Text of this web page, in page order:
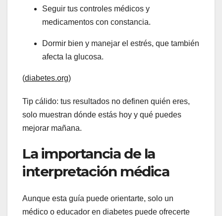
Seguir tus controles médicos y
medicamentos con constancia.
Dormir bien y manejar el estrés, que también
afecta la glucosa.
(diabetes.org)
Tip cálido: tus resultados no definen quién eres,
solo muestran dónde estás hoy y qué puedes
mejorar mañana.
La importancia de la
interpretación médica
Aunque esta guía puede orientarte, solo un
médico o educador en diabetes puede ofrecerte